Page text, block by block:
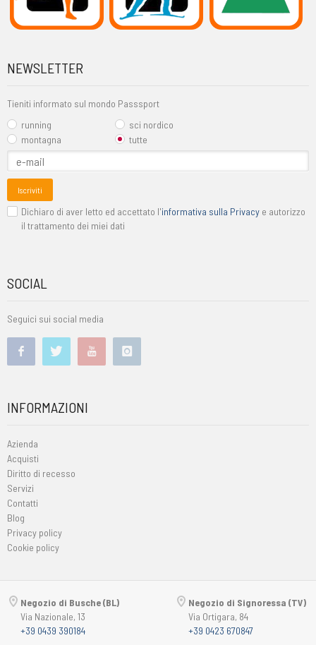
NEWSLETTER
Tieniti informato sul mondo Passsport
running
sci nordico
montagna
tutte
Iscriviti
Dichiaro di aver letto ed accettato l'informativa sulla Privacy e autorizzo
il trattamento dei miei dati
SOCIAL
Seguici sui social media
INFORMAZIONI
Azienda
Acquisti
Diritto di recesso
Servizi
Contatti
Blog
Privacy policy
Cookie policy
Negozio di Busche (BL)
Via Nazionale, 13
+39 0439 390184
Negozio di Signoressa (TV)
Via Ortigara, 84
+39 0423 670847